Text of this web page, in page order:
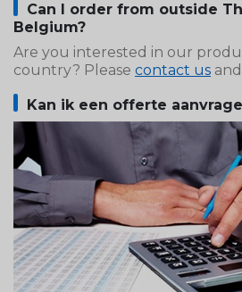
Can I order from outside
Belgium?
Are you interested in our
country? Please contact us
Kan ik een offerte